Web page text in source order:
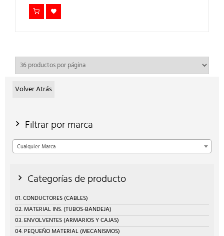
Volver Atrás
Filtrar por marca
Cualquier Marca
Categorías de producto
01. CONDUCTORES (CABLES)
02. MATERIAL INS. (TUBOS-BANDEJA)
03. ENVOLVENTES (ARMARIOS Y CAJAS)
04. PEQUEÑO MATERIAL (MECANISMOS)